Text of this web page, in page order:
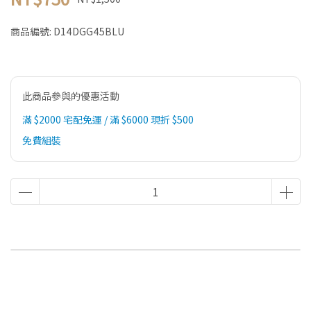
商品編號: D14DGG45BLU
此商品參與的優惠活動
滿 $2000 宅配免運 / 滿 $6000 現折 $500
免費組裝